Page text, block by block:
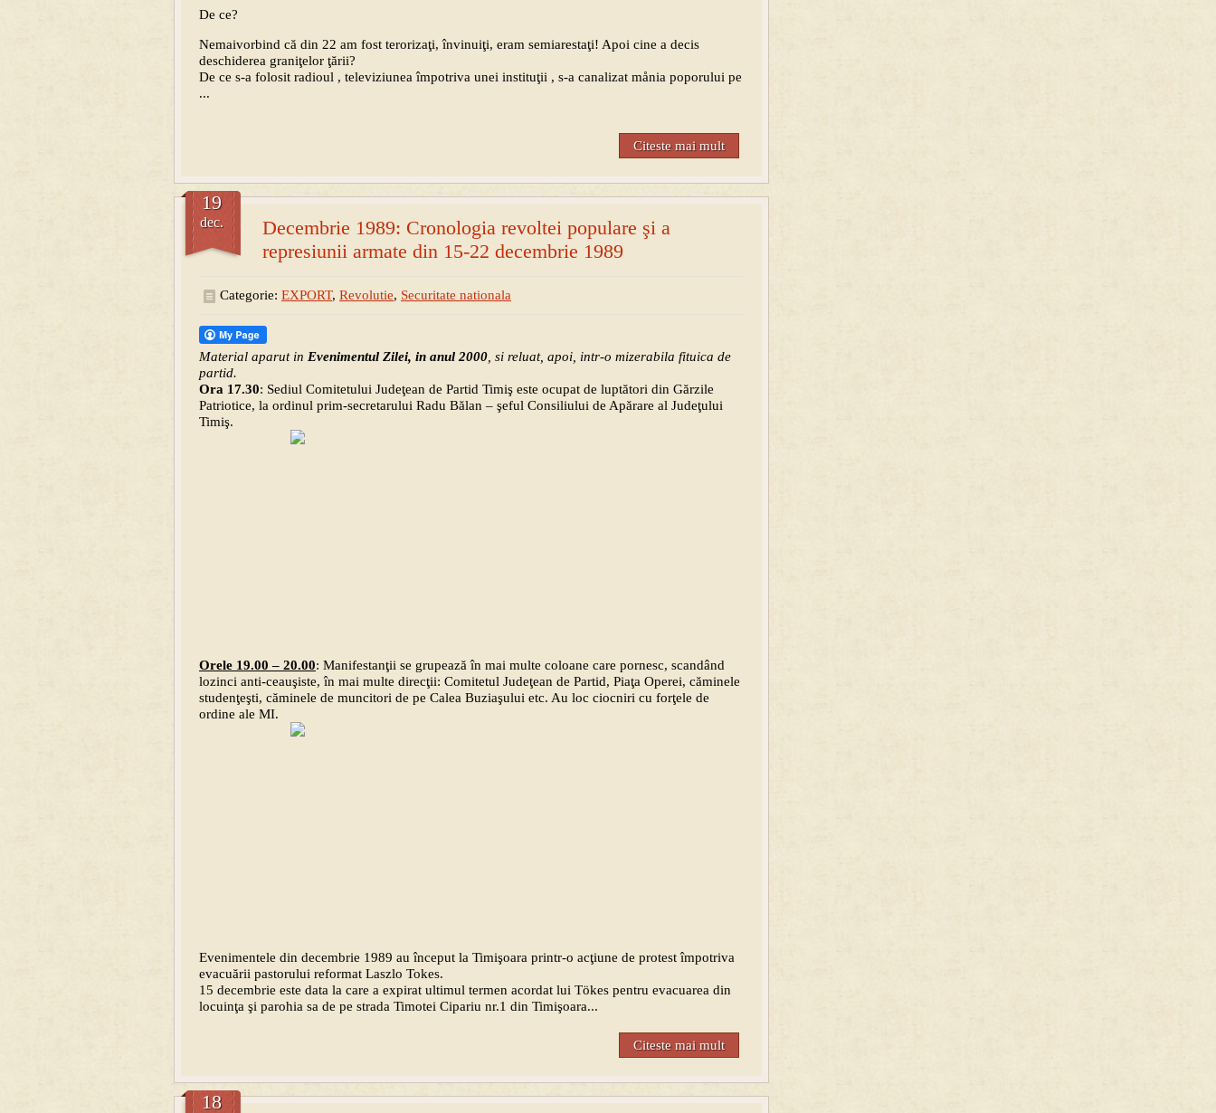
De ce?
Nemaivorbind că din 22 am fost terorizaţi, învinuiţi, eram semiarestaţi! Apoi cine a decis
deschiderea graniţelor ţării?
De ce s-a folosit radioul , televiziunea împotriva unei instituţii , s-a canalizat månia poporului pe
...
Citeste mai mult
Decembrie 1989: Cronologia revoltei populare şi a
represiunii armate din 15-22 decembrie 1989
19
dec.
Categorie: EXPORT, Revolutie, Securitate nationala
Material aparut in Evenimentul Zilei, in anul 2000 , si reluat, apoi, intr-o mizerabila fituica de
partid.
Ora 17.30: Sediul Comitetului Judeţean de Partid Timiş este ocupat de luptători din Gărzile
Patriotice, la ordinul prim-secretarului Radu Bălan – şeful Consiliului de Apărare al Judeţului
Timiş.
Orele 19.00 – 20.00: Manifestanţii se grupează în mai multe coloane care pornesc, scandând
lozinci anti-ceauşiste, în mai multe direcţii: Comitetul Judeţean de Partid, Piaţa Operei, căminele
studenţeşti, căminele de muncitori de pe Calea Buziaşului etc. Au loc ciocniri cu forţele de
ordine ale MI.
Evenimentele din decembrie 1989 au început la Timişoara printr-o acţiune de protest împotriva
evacuării pastorului reformat Laszlo Tokes.
15 decembrie este data la care a expirat ultimul termen acordat lui Tökes pentru evacuarea din
locuinţa şi parohia sa de pe strada Timotei Cipariu nr.1 din Timişoara...
Citeste mai mult
18